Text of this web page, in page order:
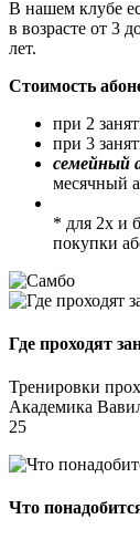
В нашем клубе
в возрасте от 3
лет.
Стоимость
при 2
при 3
семейный
месячный
* для 2х и
покупки
Где проходят
Тренировки
Академика
25
Что